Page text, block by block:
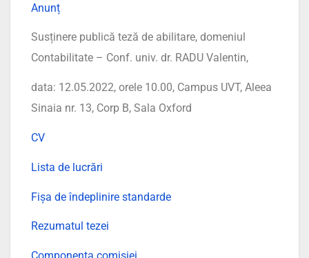
Anunț
Susținere publică teză de abilitare, domeniul
Contabilitate – Conf. univ. dr. RADU Valentin,
data: 12.05.2022, orele 10.00, Campus UVT, Aleea
Sinaia nr. 13, Corp B, Sala Oxford
CV
Lista de lucrări
Fișa de îndeplinire standarde
Rezumatul tezei